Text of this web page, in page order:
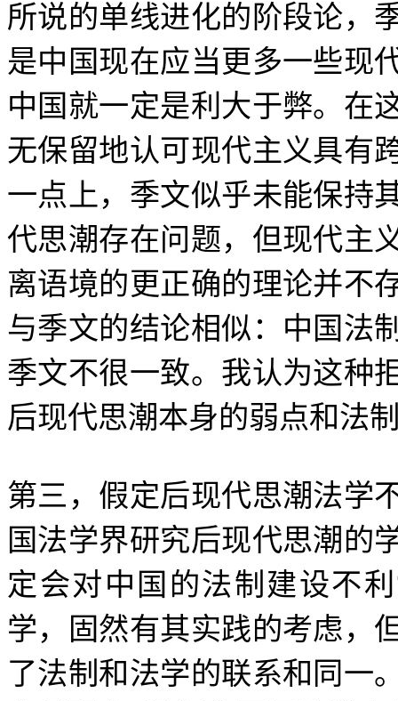
所说的单线进化的阶段论，
是中国现在应当更多一些现
中国就一定是利大于弊。在
无保留地认可现代主义具有
一点上，季文似乎未能保持
代思潮存在问题，但现代主
离语境的更正确的理论并不
与季文的结论相似：中国法
季文不很一致。我认为这种
后现代思潮本身的弱点和法
第三，假定后现代思潮法学
国法学界研究后现代思潮的
定会对中国的法制建设不利
学，固然有其实践的考虑，
了法制和法学的联系和同一